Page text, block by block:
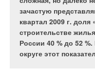
зачастую
квартал 2009 г.
строительстве
России 40 % до 52
округе этот
закладывается уже
здания.
Если еще несколько
Строительные
«доводят» старые
закладывать новые